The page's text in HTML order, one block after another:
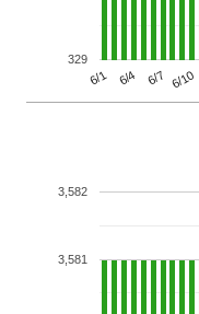
6/1 6/4 6/7 6/10
329
3,581
3,582